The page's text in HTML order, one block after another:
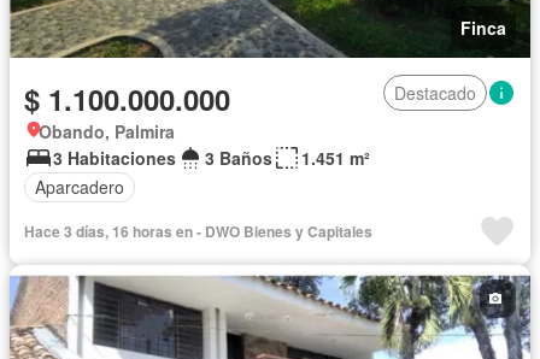
Finca
$ 1.100.000.000
Destacado
Obando, Palmira
3 Habitaciones
3 Baños
1.451 m²
Aparcadero
Hace 3 días, 16 horas en - DWO Bienes y Capitales